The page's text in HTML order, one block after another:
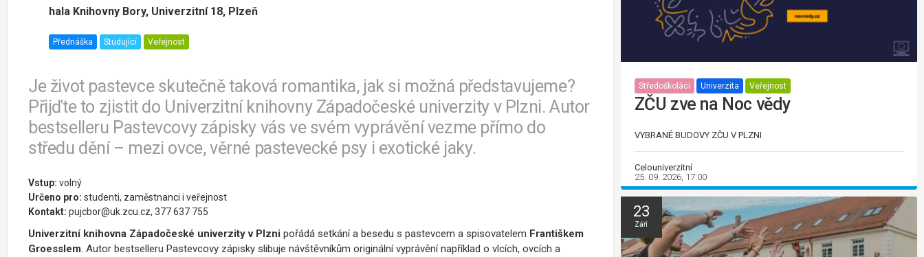
hala Knihovny Bory, Univerzitní 18, Plzeň
Přednáška Studující Veřejnost
Je život pastevce skutečně taková romantika, jak si možná představujeme?
Přijďte to zjistit do Univerzitní knihovny Západočeské univerzity v Plzni. Autor
bestselleru Pastevcovy zápisky vás ve svém vyprávění vezme přímo do
středu dění – mezi ovce, věrné pastevecké psy i exotické jaky.
Vstup: volný
Určeno pro: studenti, zaměstnanci i veřejnost
Kontakt: pujcbor@uk.zcu.cz, 377 637 755
Univerzitní knihovna Západočeské univerzity v Plzni pořádá setkání a besedu s pastevcem a spisovatelem Františkem
Groesslem. Autor bestselleru Pastevcovy zápisky slibuje návštěvníkům originální vyprávění například o vlcích, ovcích a
Středoškoláci Univerzita Veřejnost
ZČU zve na Noc vědy
VYBRANÉ BUDOVY ZČU V PLZNI
Celouniverzitní
25. 09. 2026, 17:00
23
Září